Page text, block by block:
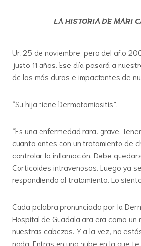
LA HISTORIA DE MARI
Un 25 de noviembre, pero del año
justo 11 años. Ese día pasará a
de los más duros e impactantes de
“Su hija tiene Dermatomiositis”.
“Es una enfermedad rara, grave.
cuanto antes con un tratamiento de
controlar la inflamación. Debe
Corticoides intravenosos. Luego ya
respondiendo al tratamiento. Lo
Cada palabra pronunciada por la
Hospital de Guadalajara era como un
nuestras cabezas. Y a la vez, no
nada. Entras en una nube en la que